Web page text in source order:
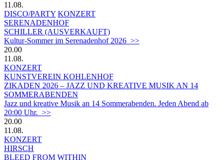
11.08.
DISCO/PARTY KONZERT
SERENADENHOF
SCHILLER (AUSVERKAUFT)
Kultur-Sommer im Serenadenhof 2026 >>
20.00
11.08.
KONZERT
KUNSTVEREIN KOHLENHOF
ZIKADEN 2026 – JAZZ UND KREATIVE MUSIK AN 14
SOMMERABENDEN
Jazz und kreative Musik an 14 Sommerabenden. Jeden Abend ab
20:00 Uhr. >>
20.00
11.08.
KONZERT
HIRSCH
BLEED FROM WITHIN